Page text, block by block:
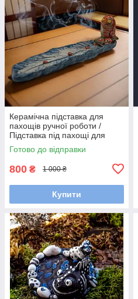
Керамічна підставка для
пахощів ручної роботи /
Підставка під пахощі для
аромапаличок
Готово до відправки
800 ₴ 1 000 ₴
Купити